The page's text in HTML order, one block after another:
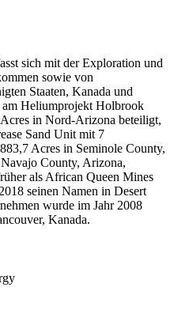
sich mit der Exploration und
sowie von
Staaten, Kanada und
am Heliumprojekt Holbrook
in Nord-Arizona beteiligt,
Sand Unit mit 7
Acres in Seminole County,
County, Arizona,
als African Queen Mines
seinen Namen in Desert
wurde im Jahr 2008
Kanada.